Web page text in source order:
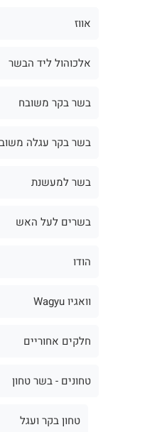
אווז
אלכוהול ליד הבשר
בשר בקר משובח
בשר בקר עגלה
בשר למעשנת
בשרים לעל האש
הודו
וואגיו Wagyu
חלקים אחוריים
טחונים - בשר טחון
טחון בקר ועגל